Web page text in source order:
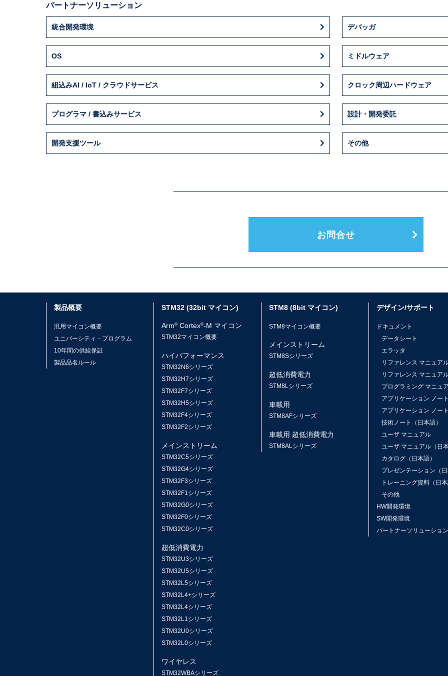
パートナーソリューション
統合開発環境 デバッガ
OS ミドルウェア
組込みAI / IoT / クラウドサービス クロック周辺ハードウェア
プログラマ / 書込みサービス 設計・開発委託
開発支援ツール その他
お問合せ
製品概要
汎用マイコン概要
ユニバーシティ・プログラム
10年間の供給保証
製品品名ルール
STM32 (32bit マイコン)
Arm® Cortex®-M マイコン
STM32マイコン概要
ハイパフォーマンス
STM32N6シリーズ
STM32H7シリーズ
STM32F7シリーズ
STM32H5シリーズ
STM32F4シリーズ
STM32F2シリーズ
メインストリーム
STM32C5シリーズ
STM32G4シリーズ
STM32F3シリーズ
STM32F1シリーズ
STM32G0シリーズ
STM32F0シリーズ
STM32C0シリーズ
超低消費電力
STM32U3シリーズ
STM32U5シリーズ
STM32L5シリーズ
STM32L4+シリーズ
STM32L4シリーズ
STM32L1シリーズ
STM32U0シリーズ
STM32L0シリーズ
ワイヤレス
STM32WBAシリーズ
STM8 (8bit マイコン)
STM8マイコン概要
メインストリーム
STM8Sシリーズ
超低消費電力
STM8Lシリーズ
車載用
STM8AFシリーズ
車載用 超低消費電力
STM8ALシリーズ
デザイン/サポート
ドキュメント
データシート
エラッタ
リファレンス マニュア
リファレンス マニュア
プログラミング マニュ
アプリケーション ノー
アプリケーション ノー
技術ノート（日本語）
ユーザ マニュアル
ユーザ マニュアル（日
カタログ（日本語）
プレゼンテーション（
トレーニング資料（日
その他
HW開発環境
SW開発環境
パートナーソリューション